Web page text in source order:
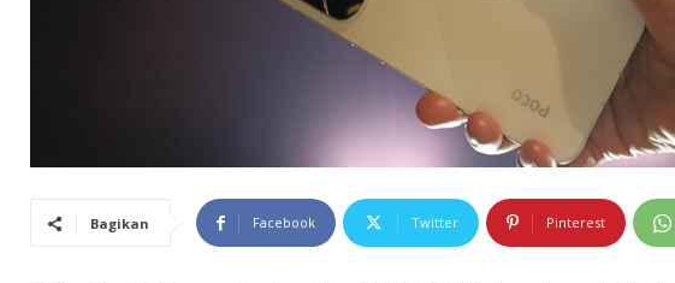
Bagikan Facebook Twitter Pinterest